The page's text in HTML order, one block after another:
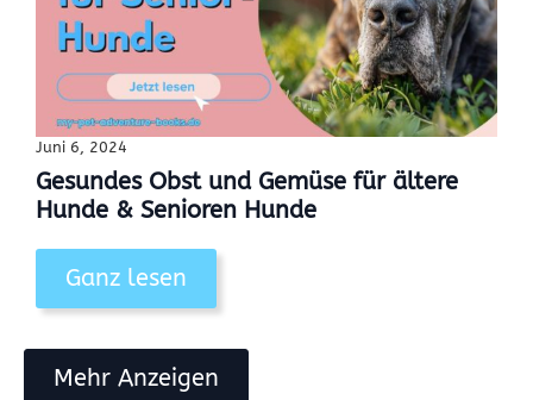
Gesundes Obst und Gemüse für ältere
Hunde & Senioren Hunde
Juni 6, 2024
Ganz lesen
Mehr Anzeigen